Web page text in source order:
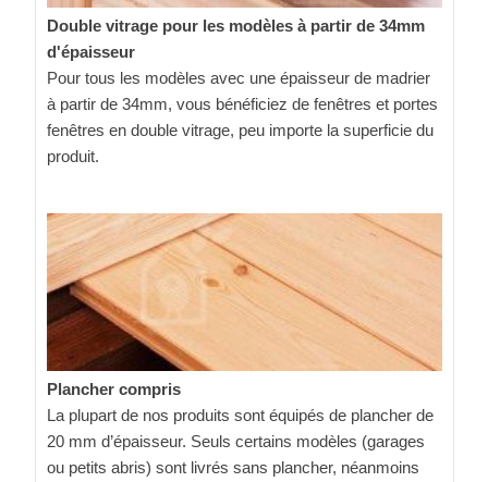
Double vitrage pour les modèles à partir de 34mm
d'épaisseur
Pour tous les modèles avec une épaisseur de madrier
à partir de 34mm, vous bénéficiez de fenêtres et portes
fenêtres en double vitrage, peu importe la superficie du
produit.
Plancher compris
La plupart de nos produits sont équipés de plancher de
20 mm d’épaisseur. Seuls certains modèles (garages
ou petits abris) sont livrés sans plancher, néanmoins